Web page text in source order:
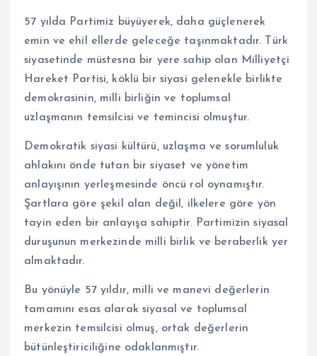
57 yılda Partimiz büyüyerek, daha güçlenerek
emin ve ehil ellerde geleceğe taşınmaktadır. Türk
siyasetinde müstesna bir yere sahip olan Milliyetçi
Hareket Partisi, köklü bir siyasi gelenekle birlikte
demokrasinin, milli birliğin ve toplumsal
uzlaşmanın temsilcisi ve temincisi olmuştur.
Demokratik siyasi kültürü, uzlaşma ve sorumluluk
ahlakını önde tutan bir siyaset ve yönetim
anlayışının yerleşmesinde öncü rol oynamıştır.
Şartlara göre şekil alan değil, ilkelere göre yön
tayin eden bir anlayışa sahiptir. Partimizin siyasal
duruşunun merkezinde milli birlik ve beraberlik yer
almaktadır.
Bu yönüyle 57 yıldır, milli ve manevi değerlerin
tamamını esas alarak siyasal ve toplumsal
merkezin temsilcisi olmuş, ortak değerlerin
bütünleştiriciliğine odaklanmıştır.